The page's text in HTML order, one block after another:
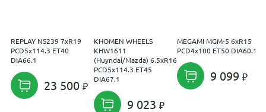
REPLAY NS239 7xR19
PCD5x114.3 ET40
DIA66.1
23 500
KHOMEN WHEELS
KHW1611
(Huyndai/Mazda) 6.5xR16
PCD5x114.3 ET45
DIA67.1
9 023
MEGAMI MGM-5 6xR15
PCD4x100 ET50 DIA60.1
9 099